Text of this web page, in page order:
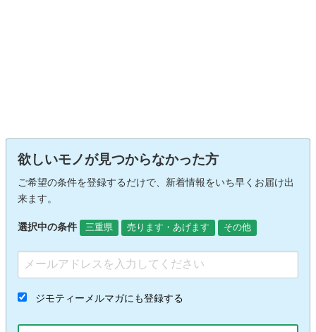
欲しいモノが見つからなかった方
ご希望の条件を登録するだけで、新着情報をいち早くお届け出
来ます。
選択中の条件 三重県 売ります・あげます その他
ジモティーメルマガにも登録する